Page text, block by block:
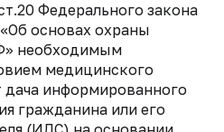
Федерального закона
основах охраны
необходимым
медицинского
дача информированного
гражданина или его